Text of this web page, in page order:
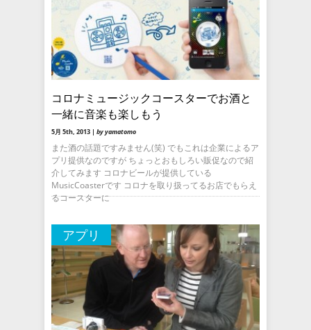
コロナミュージックコースターでお酒と
一緒に音楽も楽しもう
5月 5th, 2013 | by yamatomo
また酒の話題ですみません(笑) でもこれは企業によるア
プリ提供なのですが ちょっとおもしろい販促なので紹
介してみます コロナビールが提供している
MusicCoasterです コロナを取り扱ってるお店でもらえ
るコースターに
アプリ